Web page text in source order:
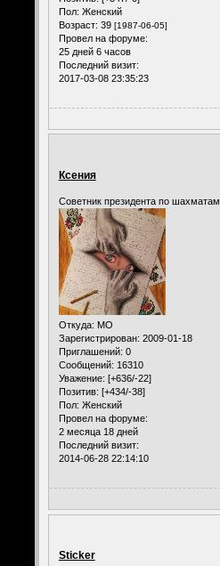
Пол: Женский
Возраст: 39 [1987-06-05]
Провел на форуме:
25 дней 6 часов
Последний визит:
2017-03-08 23:35:23
Ксения
Советник президента по шахматам
Откуда: МО
Зарегистрирован: 2009-01-18
Приглашений: 0
Сообщений: 16310
Уважение: [+636/-22]
Позитив: [+434/-38]
Пол: Женский
Провел на форуме:
2 месяца 18 дней
Последний визит:
2014-06-28 22:14:10
Sticker